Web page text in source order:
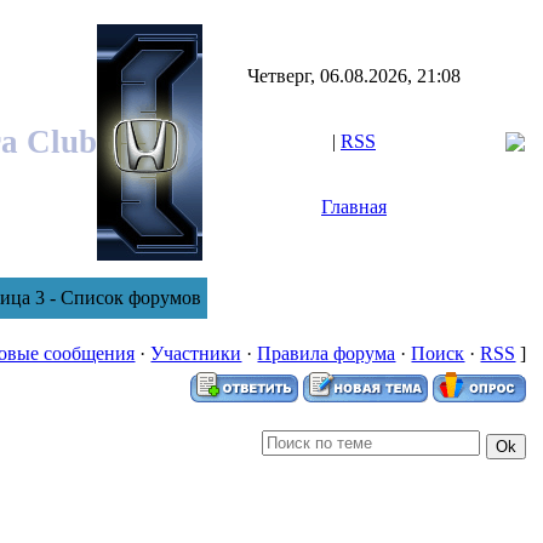
Club
Четверг, 06.08.2026, 21:08
| RSS
Главная
3 - Список форумов
сообщения ·Участники ·Правила форума ·Поиск ·RSS ]